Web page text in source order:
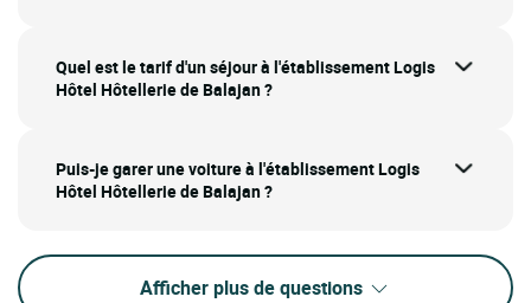
Quel est le tarif d'un séjour à l'établissement Logis
Hôtel Hôtellerie de Balajan ?
Puis-je garer une voiture à l'établissement Logis
Hôtel Hôtellerie de Balajan ?
Afficher plus de questions